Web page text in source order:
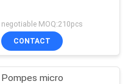
negotiable MOQ:210pcs
CONTACT
Pompes micro